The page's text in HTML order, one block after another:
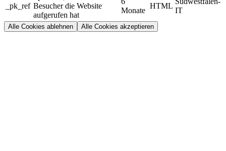
_pk_ref Besucher die Website
aufgerufen hat
Monate
HTML
IT
Alle Cookies ablehnen Alle Cookies akzeptieren